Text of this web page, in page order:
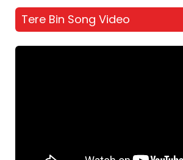
Tere Bin Song Video